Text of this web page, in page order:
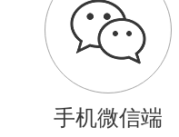
手机微信端